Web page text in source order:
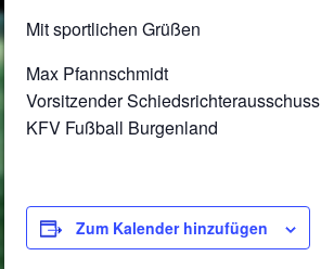
Mit sportlichen Grüßen
Max Pfannschmidt
Vorsitzender Schiedsrichterausschuss
KFV Fußball Burgenland
Zum Kalender hinzufügen